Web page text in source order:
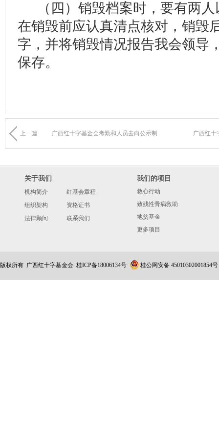
（四）销毁档案时，要有两
在销毁前应认真清点核对，销毁
字，并将销毁情况报告我会领导
保存。
上一篇 广西红十字基金会考勤和人员去向公示制 广西红十
关于我们
机构简介
红基会章程
组织架构
资格证书
法律顾问
联系我们
我们的项目
救心行动
致残性骨病救助
地贫基金
更多项目
版权所有 广西红十字基金会 桂ICP备18006134号 桂公网安备 45010302001854号